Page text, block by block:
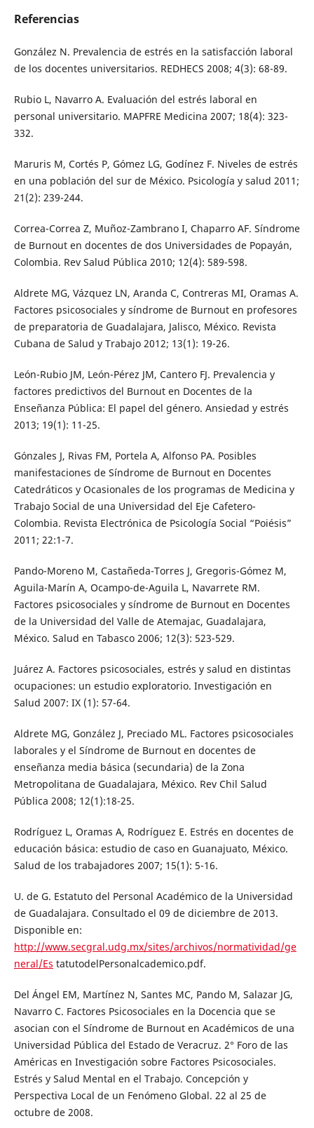
Referencias
González N. Prevalencia de estrés en la satisfacción laboral
de los docentes universitarios. REDHECS 2008; 4(3): 68-89.
Rubio L, Navarro A. Evaluación del estrés laboral en
personal universitario. MAPFRE Medicina 2007; 18(4): 323-
332.
Maruris M, Cortés P, Gómez LG, Godínez F. Niveles de estrés
en una población del sur de México. Psicología y salud 2011;
21(2): 239-244.
Correa-Correa Z, Muñoz-Zambrano I, Chaparro AF. Síndrome
de Burnout en docentes de dos Universidades de Popayán,
Colombia. Rev Salud Pública 2010; 12(4): 589-598.
Aldrete MG, Vázquez LN, Aranda C, Contreras MI, Oramas A.
Factores psicosociales y síndrome de Burnout en profesores
de preparatoria de Guadalajara, Jalisco, México. Revista
Cubana de Salud y Trabajo 2012; 13(1): 19-26.
León-Rubio JM, León-Pérez JM, Cantero FJ. Prevalencia y
factores predictivos del Burnout en Docentes de la
Enseñanza Pública: El papel del género. Ansiedad y estrés
2013; 19(1): 11-25.
Gónzales J, Rivas FM, Portela A, Alfonso PA. Posibles
manifestaciones de Síndrome de Burnout en Docentes
Catedráticos y Ocasionales de los programas de Medicina y
Trabajo Social de una Universidad del Eje Cafetero-
Colombia. Revista Electrónica de Psicología Social “Poiésis”
2011; 22:1-7.
Pando-Moreno M, Castañeda-Torres J, Gregoris-Gómez M,
Aguila-Marín A, Ocampo-de-Aguila L, Navarrete RM.
Factores psicosociales y síndrome de Burnout en Docentes
de la Universidad del Valle de Atemajac, Guadalajara,
México. Salud en Tabasco 2006; 12(3): 523-529.
Juárez A. Factores psicosociales, estrés y salud en distintas
ocupaciones: un estudio exploratorio. Investigación en
Salud 2007: IX (1): 57-64.
Aldrete MG, González J, Preciado ML. Factores psicosociales
laborales y el Síndrome de Burnout en docentes de
enseñanza media básica (secundaria) de la Zona
Metropolitana de Guadalajara, México. Rev Chil Salud
Pública 2008; 12(1):18-25.
Rodríguez L, Oramas A, Rodríguez E. Estrés en docentes de
educación básica: estudio de caso en Guanajuato, México.
Salud de los trabajadores 2007; 15(1): 5-16.
U. de G. Estatuto del Personal Académico de la Universidad
de Guadalajara. Consultado el 09 de diciembre de 2013.
Disponible en:
http://www.secgral.udg.mx/sites/archivos/normatividad/ge
neral/Es tatutodelPersonalcademico.pdf.
Del Ángel EM, Martínez N, Santes MC, Pando M, Salazar JG,
Navarro C. Factores Psicosociales en la Docencia que se
asocian con el Síndrome de Burnout en Académicos de una
Universidad Pública del Estado de Veracruz. 2° Foro de las
Américas en Investigación sobre Factores Psicosociales.
Estrés y Salud Mental en el Trabajo. Concepción y
Perspectiva Local de un Fenómeno Global. 22 al 25 de
octubre de 2008.